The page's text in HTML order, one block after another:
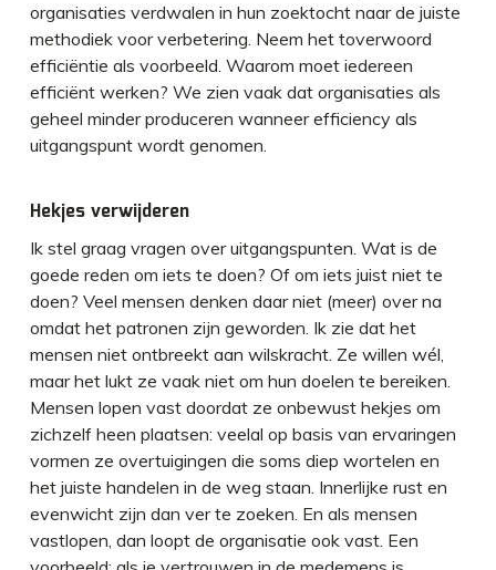
organisaties verdwalen in hun zoektocht naar de juiste
methodiek voor verbetering. Neem het toverwoord
efficiëntie als voorbeeld. Waarom moet iedereen
efficiënt werken? We zien vaak dat organisaties als
geheel minder produceren wanneer efficiency als
uitgangspunt wordt genomen.
Hekjes verwijderen
Ik stel graag vragen over uitgangspunten. Wat is de
goede reden om iets te doen? Of om iets juist niet te
doen? Veel mensen denken daar niet (meer) over na
omdat het patronen zijn geworden. Ik zie dat het
mensen niet ontbreekt aan wilskracht. Ze willen wél,
maar het lukt ze vaak niet om hun doelen te bereiken.
Mensen lopen vast doordat ze onbewust hekjes om
zichzelf heen plaatsen: veelal op basis van ervaringen
vormen ze overtuigingen die soms diep wortelen en
het juiste handelen in de weg staan. Innerlijke rust en
evenwicht zijn dan ver te zoeken. En als mensen
vastlopen, dan loopt de organisatie ook vast. Een